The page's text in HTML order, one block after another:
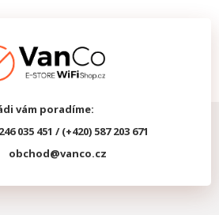
vám poradíme:
035 451 / (+420) 587 203 671
obchod@vanco.cz